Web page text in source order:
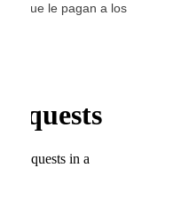
lo que le pagan a los